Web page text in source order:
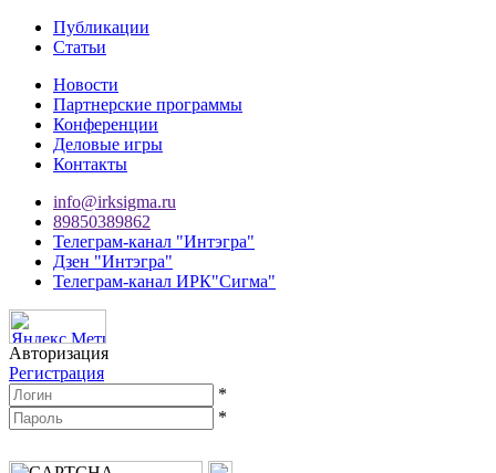
Публикации
Статьи
Новости
Партнерские программы
Конференции
Деловые игры
Контакты
info@irksigma.ru
89850389862
Телеграм-канал "Интэгра"
Дзен "Интэгра"
Телеграм-канал ИРК"Сигма"
Авторизация
Регистрация
*
*